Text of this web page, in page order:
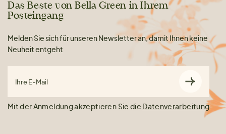
Das Beste von Bella Green in Ihrem
Posteingang
Melden Sie sich für unseren Newsletter an, damit Ihnen keine
Neuheit entgeht
Ihre E-Mail
Mit der Anmeldung akzeptieren Sie die Datenverarbeitung.